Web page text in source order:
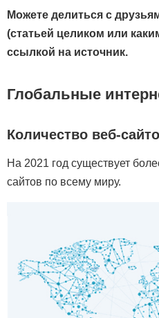
Можете делиться с
(статьей целиком или
ссылкой на источник.
Глобальные
Количество веб-
На 2021 год существует
сайтов по всему миру.